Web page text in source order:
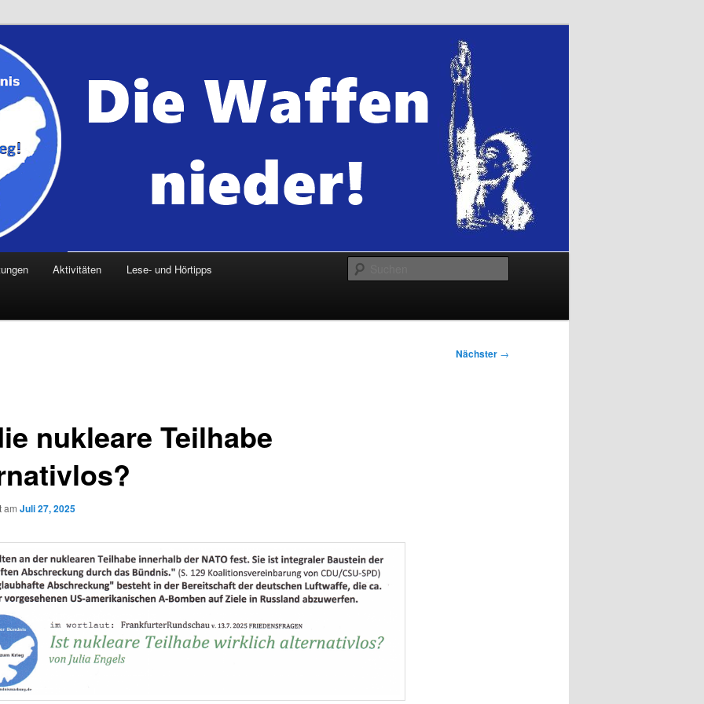
Aktivitäten Lese- und Hörtipps
Nächster →
nukleare Teilhabe
am Juli 27, 2025